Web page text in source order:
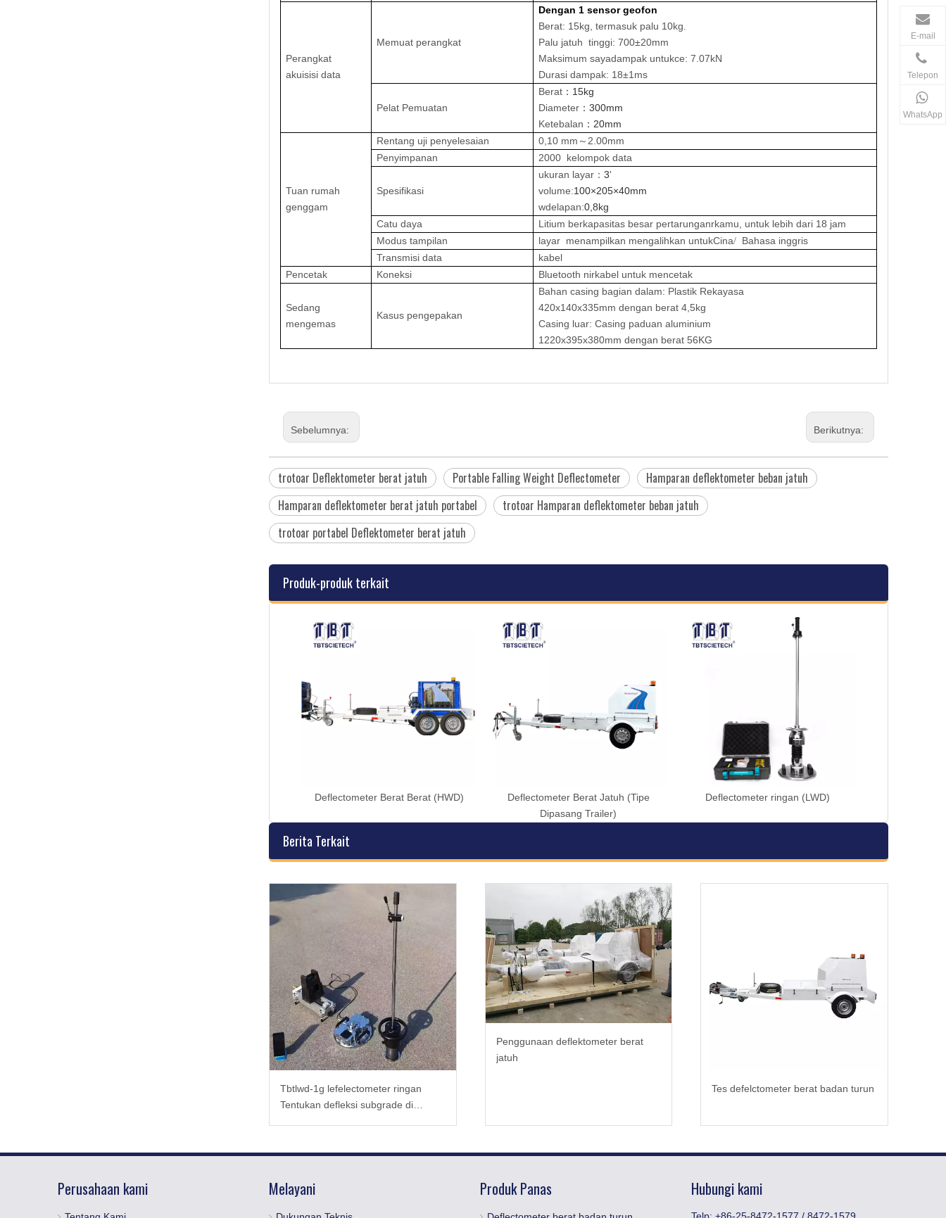
Perangkat
akuisisi data
Memuat perangkat
Dengan 1 sensor geofon
Berat: 15kg , termasuk palu 10kg.
Palu jatuh tinggi: 700±20mm
Maksimum sayadampak untukce: 7.07kN
Durasi dampak: 18±1ms
Pelat Pemuatan
Berat ： 15kg
Diameter ： 300mm
Ketebalan ： 20mm
Tuan rumah
genggam
Rentang uji penyelesaian 0,10 mm ～ 2.00mm
Penyimpanan
2000 kelompok data
Spesifikasi
ukuran layar： 3'
volume:100×205×40mm
wdelapan:0,8kg
Catu daya
Litium berkapasitas besar pertarunganrkamu, untuk lebih dari 18 jam
Modus tampilan
layar menampilkan mengalihkan untukCina/ Bahasa inggris
Transmisi data
kabel
Pencetak
Koneksi Bluetooth nirkabel untuk mencetak
Sedang
mengemas
Kasus pengepakan
Bahan casing bagian dalam: Plastik Rekayasa
420x140x335mm dengan berat 4,5kg
Casing luar: Casing paduan aluminium
1220x395x380mm dengan berat 56KG
Sebelumnya: Berikutnya:
trotoar Deflektometer berat jatuh Portable Falling Weight Deflectometer
Hamparan deflektometer beban jatuh
Hamparan deflektometer berat jatuh portabel
trotoar Hamparan deflektometer beban jatuh
trotoar portabel Deflektometer berat jatuh
Produk-produk terkait
Deflectometer Berat Berat (HWD)
Deflectometer Berat Jatuh (Tipe
Dipasang Trailer)
Deflectometer ringan (LWD)
Berita Terkait
Tbtlwd-1g lefelectometer ringan
Tentukan defleksi subgrade di
Penggunaan deflektometer berat
jatuh
Tes defelctometer berat badan turun
Perusahaan kami Melayani Produk Panas Hubungi kami
Telp: +86-25-8472-1577 / 8472-1579
E-mail
Telepon
WhatsApp